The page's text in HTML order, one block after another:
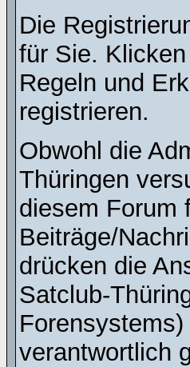
Die
für Sie.
Regeln und
registrieren.
Obwohl die
Thüringen
diesem Forum
Beiträge/
drücken die
Satclub-
verantwortlich